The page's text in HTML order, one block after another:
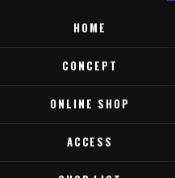
HOME
CONCEPT
ONLINE SHOP
ACCESS